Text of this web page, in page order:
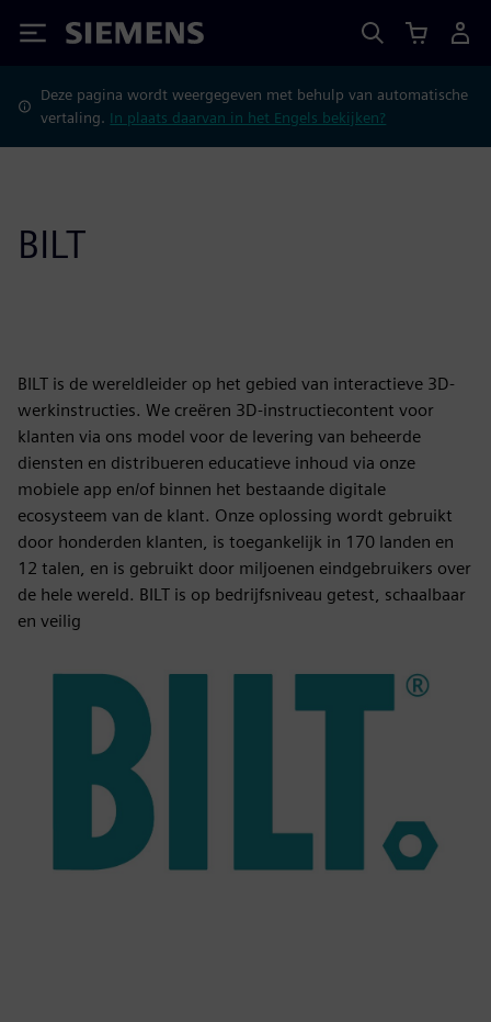
Siemens
Deze pagina wordt weergegeven met behulp van automatische
vertaling. In plaats daarvan in het Engels bekijken?
BILT
BILT is de wereldleider op het gebied van interactieve 3D-
werkinstructies. We creëren 3D-instructiecontent voor
klanten via ons model voor de levering van beheerde
diensten en distribueren educatieve inhoud via onze
mobiele app en/of binnen het bestaande digitale
ecosysteem van de klant. Onze oplossing wordt gebruikt
door honderden klanten, is toegankelijk in 170 landen en
12 talen, en is gebruikt door miljoenen eindgebruikers over
de hele wereld. BILT is op bedrijfsniveau getest, schaalbaar
en veilig